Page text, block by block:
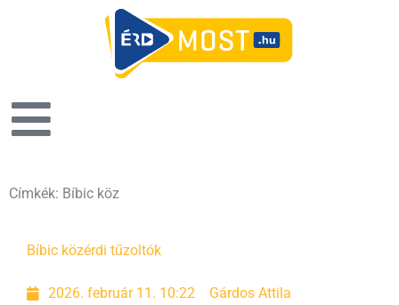
Címkék: Bíbic köz
Bíbic közérdi tűzoltók
2026. február 11. 10:22 Gárdos Attila